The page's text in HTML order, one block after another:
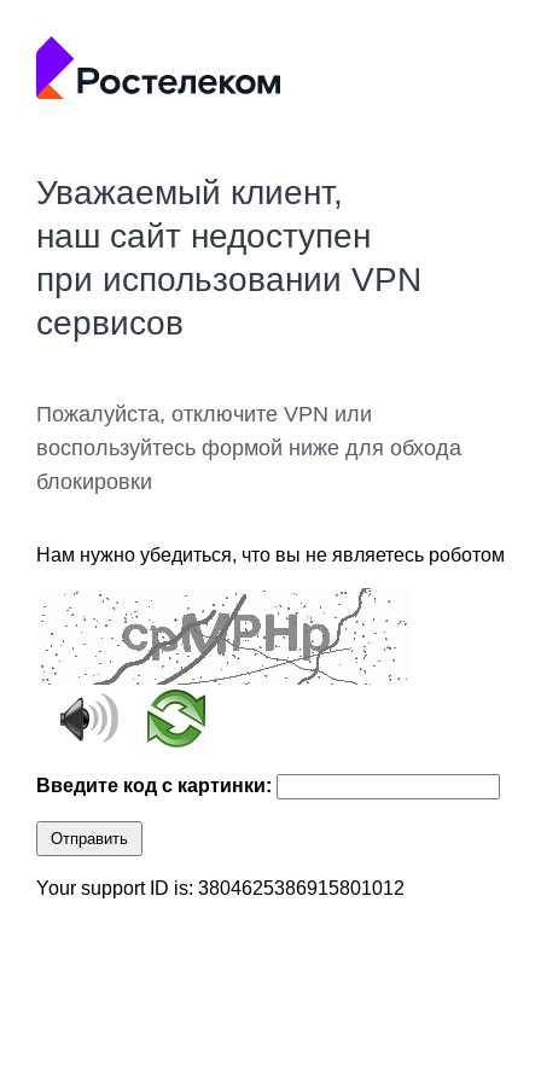
Уважаемый клиент,
наш сайт недоступен
при использовании VPN
сервисов
Пожалуйста, отключите VPN или
воспользуйтесь формой ниже для обхода
блокировки
Нам нужно убедиться, что вы не являетесь роботом
Введите код с картинки:
Отправить
Your support ID is: 3804625386915801012